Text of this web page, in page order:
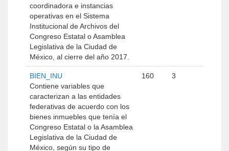
coordinadora e instancias
operativas en el Sistema
Institucional de Archivos del
Congreso Estatal o Asamblea
Legislativa de la Ciudad de
México, al cierre del año 2017.
BIEN_INU
Contiene variables que
caracterizan a las entidades
federativas de acuerdo con los
bienes inmuebles que tenía el
Congreso Estatal o la Asamblea
Legislativa de la Ciudad de
México, según su tipo de
160 3